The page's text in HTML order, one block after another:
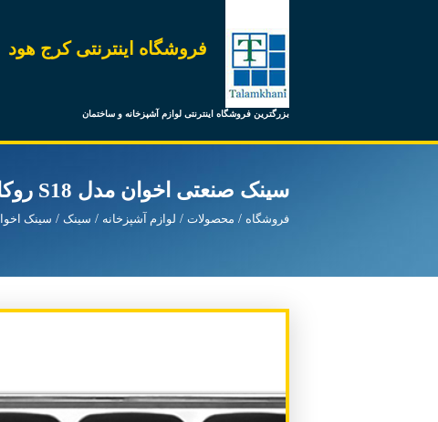
فروشگاه اینترنتی کرج هود
بزرگترین فروشگاه اینترنتی لوازم آشپزخانه و ساختمان
سینک صنعتی اخوان مدل S18 روکار
فروشگاه محصولات لوازم آشپزخانه سینک سینک